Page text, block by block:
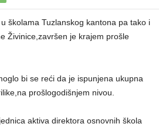
školama Tuzlanskog kantona pa tako i
Živinice,završen je krajem prošle
bi se reći da je ispunjena ukupna
prošlogodišnjem nivou.
aktiva direktora osnovnih škola